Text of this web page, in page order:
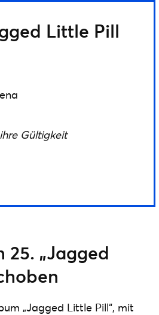
Little Pill
Gültigkeit
25. „Jagged
„Jagged Little Pill“, mit